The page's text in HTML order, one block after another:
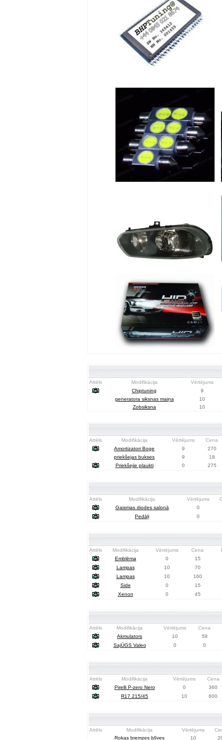
Attēls Modifikācija
Vērtējums
Chiptuning
9
generatora siksnas maiņa
10
Zobsiksna
10
Attēls Modifikācija Vērtējums
Cena
Amortizatori Boge
9
270
priekšejas bukses
9
18
Priekšejie plaukti
0 275
Attēls Modifikācija Vērtējums
Gaismas diodes salonā
0
Pedāļi
0
Attēls Modifikācija Vērtējums Cena
Emblēma
0
15
Lampas
10
70
Lampas
10
160
Side
0
15
Xenon
0 45
Attēls Modifikācija Vērtējums
Cena
Akmulators
10
59
SajŪGS Valeo
0 0
Attēls Modifikācija Vērtējums
Cena
Pirelli P-zero Nero
0
360
R17 215/45
10 600
Attēls Modifikācija Vērtējums
Rokas bremzes blīves
10